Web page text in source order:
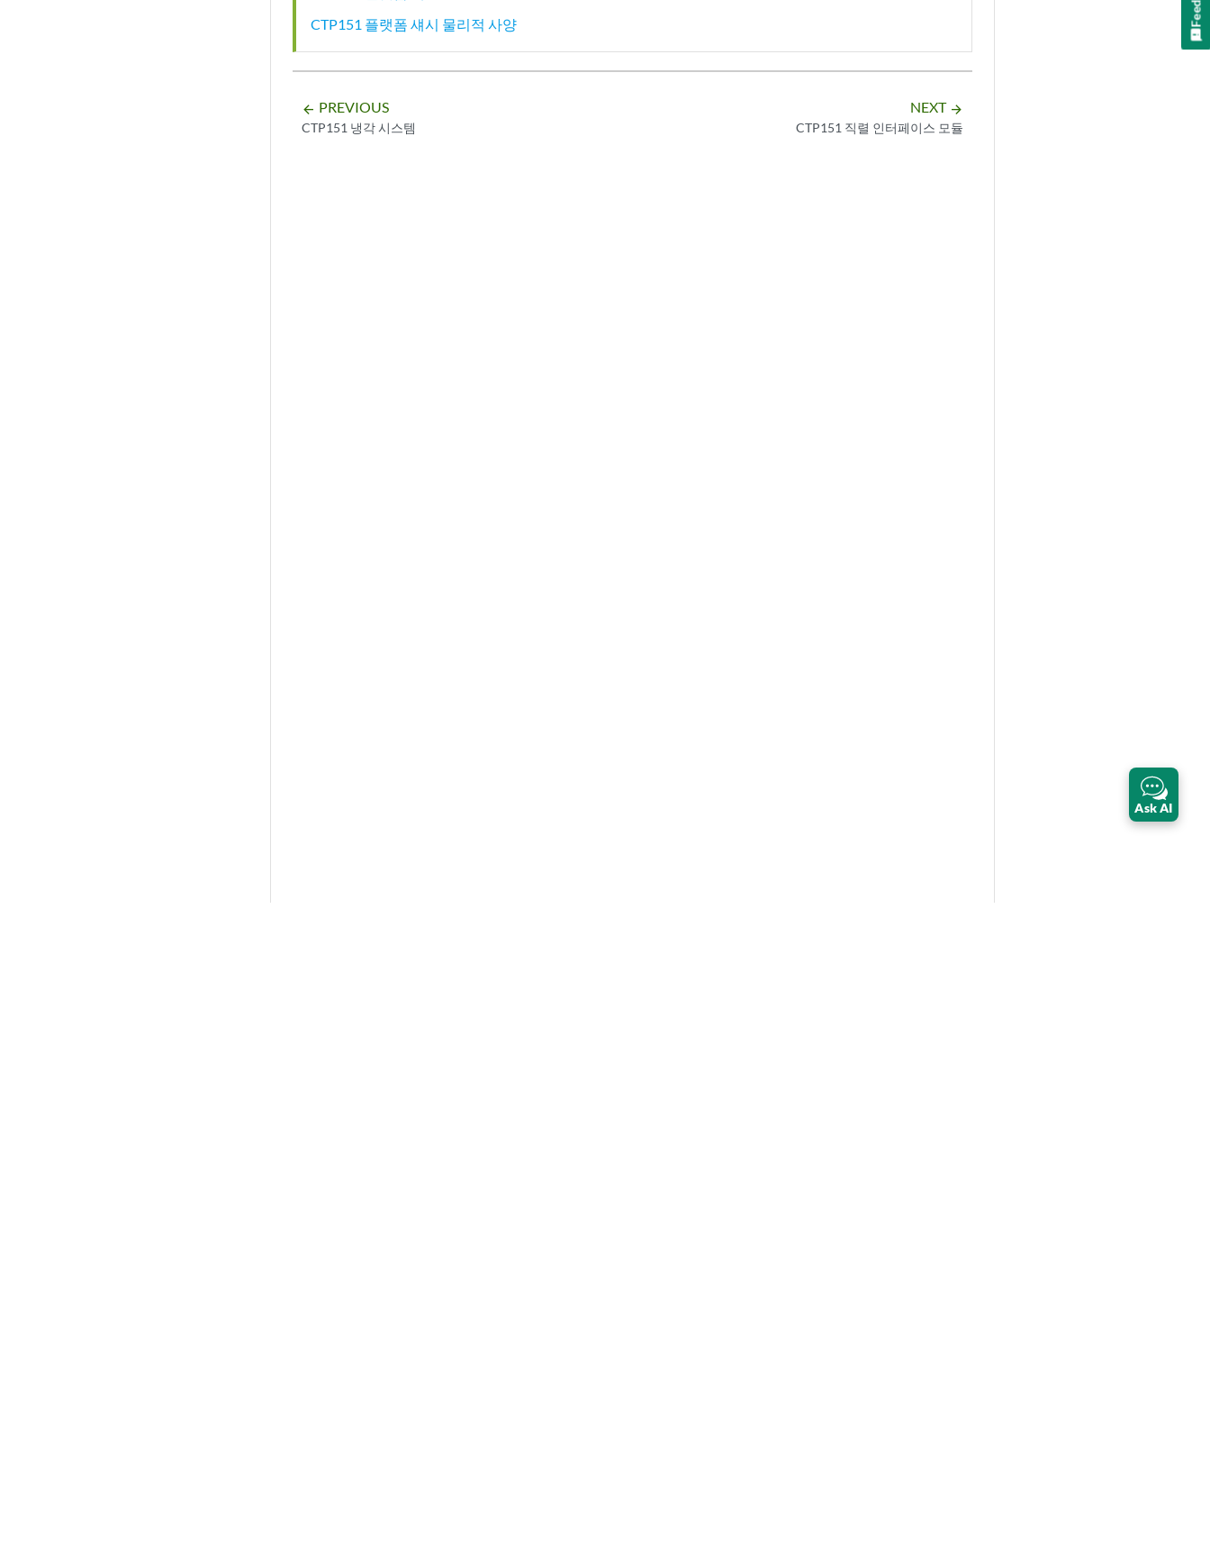
CTP151 플랫폼 섀시 물리적 사양
arrow_backward PREVIOUS
CTP151 냉각 시스템
NEXT arrow_forward
CTP151 직렬 인터페이스 모듈
Ask AI